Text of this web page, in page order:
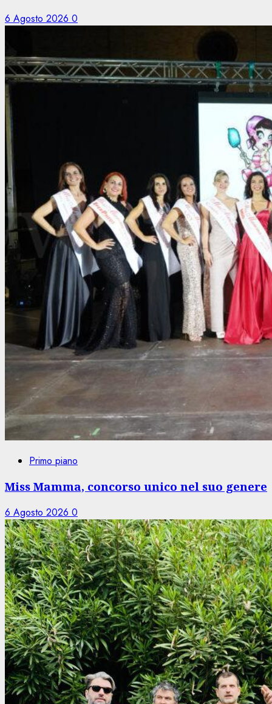
6 Agosto 2026 0
Primo piano
Miss Mamma, concorso unico nel suo genere
6 Agosto 2026 0